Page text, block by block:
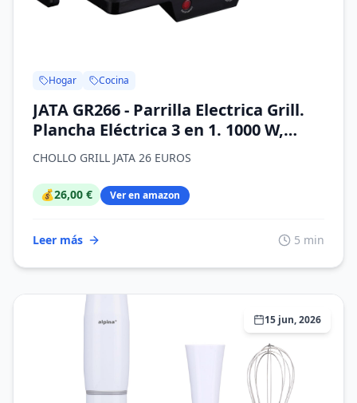
Hogar Cocina
JATA GR266 - Parrilla Electrica Grill.
Plancha Eléctrica 3 en 1. 1000 W,
Placas Mixtas Antiadherentes 27 x
14 cm, Placa Superior Baja Recta.
Apertura 180 grados, libre de PFOA
CHOLLO GRILL JATA 26 EUROS
💰26,00 € Ver en amazon
Leer más 5 min
15 jun, 2026